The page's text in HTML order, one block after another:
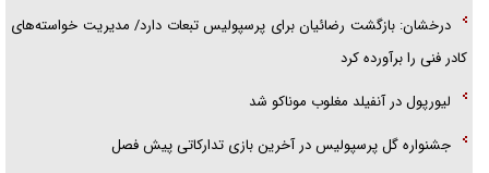
درخشان: بازگشت رضائیان برای پرسپولیس تبعات دارد/ مدیریت خواسته‌های
کادر فنی را برآورده کرد
لیورپول در آنفیلد مغلوب موناکو شد
جشنواره گل پرسپولیس در آخرین بازی تدارکاتی پیش فصل